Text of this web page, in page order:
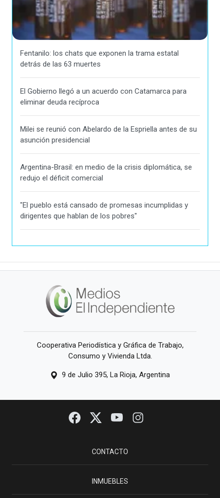
Fentanilo: los chats que exponen la trama estatal
detrás de las 63 muertes
El Gobierno llegó a un acuerdo con Catamarca para
eliminar deuda recíproca
Milei se reunió con Abelardo de la Espriella antes de su
asunción presidencial
Argentina-Brasil: en medio de la crisis diplomática, se
redujo el déficit comercial
"El pueblo está cansado de promesas incumplidas y
dirigentes que hablan de los pobres"
Cooperativa Periodística y Gráfica de Trabajo,
Consumo y Vivienda Ltda.
9 de Julio 395, La Rioja, Argentina
CONTACTO
INMUEBLES